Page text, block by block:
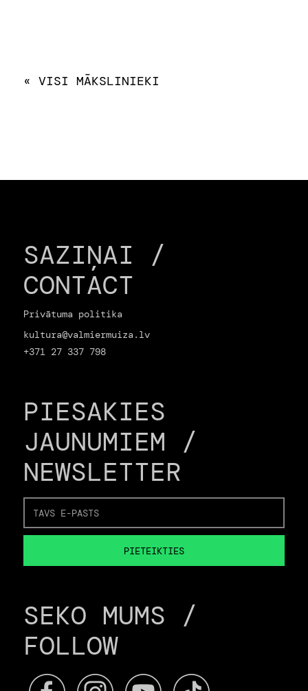
« VISI MĀKSLINIEKI
SAZIŅAI /
CONTACT
Privātuma politika
kultura@valmiermuiza.lv
+371 27 337 798
PIESAKIES
JAUNUMIEM /
NEWSLETTER
SEKO MUMS /
FOLLOW